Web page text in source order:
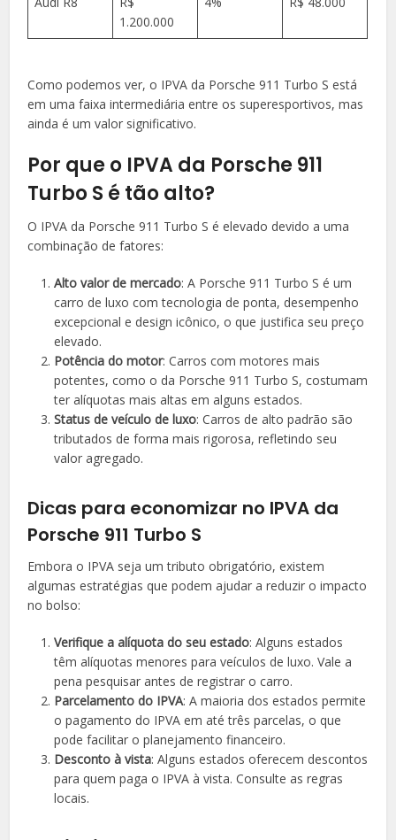
1.200.000
Como podemos ver, o IPVA da Porsche 911 Turbo S está
em uma faixa intermediária entre os superesportivos, mas
ainda é um valor significativo.
Por que o IPVA da Porsche 911
Turbo S é tão alto?
O IPVA da Porsche 911 Turbo S é elevado devido a uma
combinação de fatores:
Alto valor de mercado: A Porsche 911 Turbo S é um
carro de luxo com tecnologia de ponta, desempenho
excepcional e design icônico, o que justifica seu preço
elevado.
Potência do motor: Carros com motores mais
potentes, como o da Porsche 911 Turbo S, costumam
ter alíquotas mais altas em alguns estados.
Status de veículo de luxo: Carros de alto padrão são
tributados de forma mais rigorosa, refletindo seu
valor agregado.
Dicas para economizar no IPVA da
Porsche 911 Turbo S
Embora o IPVA seja um tributo obrigatório, existem
algumas estratégias que podem ajudar a reduzir o impacto
no bolso:
Verifique a alíquota do seu estado: Alguns estados
têm alíquotas menores para veículos de luxo. Vale a
pena pesquisar antes de registrar o carro.
Parcelamento do IPVA: A maioria dos estados permite
o pagamento do IPVA em até três parcelas, o que
pode facilitar o planejamento financeiro.
Desconto à vista: Alguns estados oferecem descontos
para quem paga o IPVA à vista. Consulte as regras
locais.